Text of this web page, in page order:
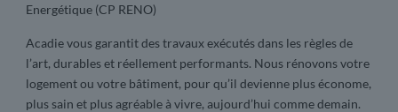
Energétique (CP RENO)
Acadie vous garantit des travaux exécutés dans les règles de
l’art, durables et réellement performants. Nous rénovons votre
logement ou votre bâtiment, pour qu’il devienne plus économe,
plus sain et plus agréable à vivre, aujourd’hui comme demain.